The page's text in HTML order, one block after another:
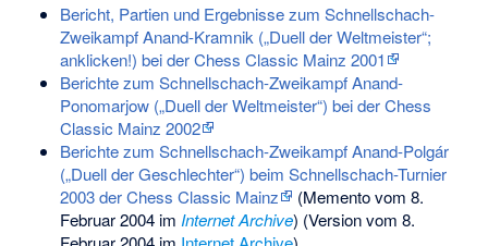
Bericht, Partien und Ergebnisse zum Schnellschach-
Zweikampf Anand-Kramnik („Duell der Weltmeister“;
anklicken!) bei der Chess Classic Mainz 2001
Berichte zum Schnellschach-Zweikampf Anand-
Ponomarjow („Duell der Weltmeister“) bei der Chess
Classic Mainz 2002
Berichte zum Schnellschach-Zweikampf Anand-Polgár
(„Duell der Geschlechter“) beim Schnellschach-Turnier
2003 der Chess Classic Mainz
(Mementovom 8.
Februar 2004 im Internet Archive) (Version vom 8.